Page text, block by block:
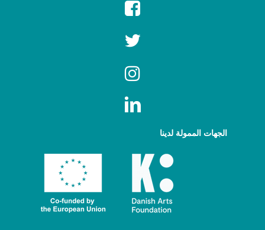
الجهات الممولة لدينا